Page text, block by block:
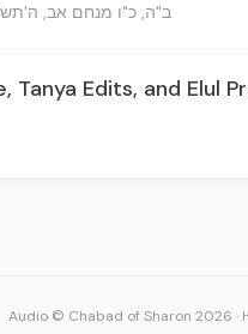
ב"ה, כ"ו מנחם אב,
Tanya Edits, and Elul
Audio © Chabad of Sharon 2026 ·